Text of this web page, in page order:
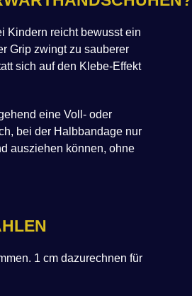
Kindern reicht bewusst ein
Grip zwingt zu sauberer
sich auf den Klebe-Effekt
eine Voll- oder
bei der Halbbandage nur
ausziehen können, ohne
1 cm dazurechnen für